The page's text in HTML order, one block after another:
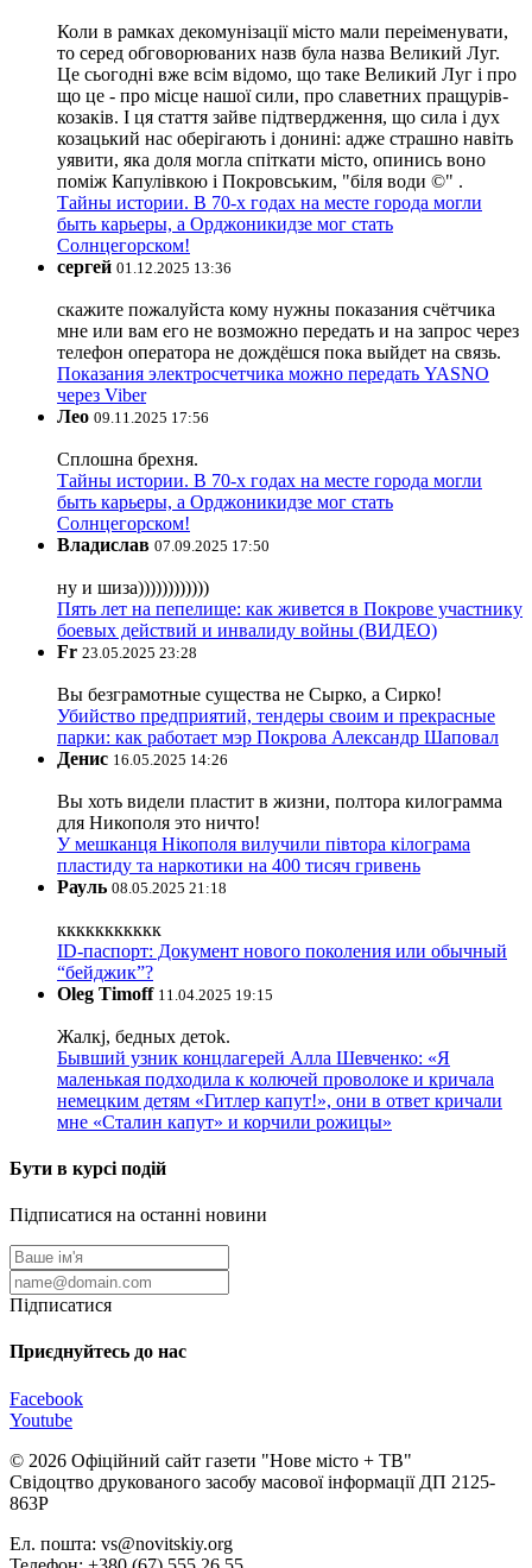
Коли в рамках декомунізації місто мали переіменувати,
то серед обговорюваних назв була назва Великий Луг.
Це сьогодні вже всім відомо, що таке Великий Луг і про
що це - про місце нашої сили, про славетних пращурів-
козаків. І ця стаття зайве підтвердження, що сила і дух
козацький нас оберігають і донині: адже страшно навіть
уявити, яка доля могла спіткати місто, опинись воно
поміж Капулівкою і Покровським, "біля води ©" .
Тайны истории. В 70-х годах на месте города могли
быть карьеры, а Орджоникидзе мог стать
Солнцегорском!
сергей 01.12.2025 13:36
скажите пожалуйста кому нужны показания счётчика
мне или вам его не возможно передать и на запрос через
телефон оператора не дождёшся пока выйдет на связь.
Показания электросчетчика можно передать YASNO
через Viber
Лео 09.11.2025 17:56
Сплошна брехня.
Тайны истории. В 70-х годах на месте города могли
быть карьеры, а Орджоникидзе мог стать
Солнцегорском!
Владислав 07.09.2025 17:50
ну и шиза))))))))))))
Пять лет на пепелище: как живется в Покрове участнику
боевых действий и инвалиду войны (ВИДЕО)
Fr 23.05.2025 23:28
Вы безграмотные существа не Сырко, а Сирко!
Убийство предприятий, тендеры своим и прекрасные
парки: как работает мэр Покрова Александр Шаповал
Денис 16.05.2025 14:26
Вы хоть видели пластит в жизни, полтора килограмма
для Никополя это ничто!
У мешканця Нікополя вилучили півтора кілограма
пластиду та наркотики на 400 тисяч гривень
Рауль 08.05.2025 21:18
ккккккккккк
ID-паспорт: Документ нового поколения или обычный
“бейджик”?
Oleg Timoff 11.04.2025 19:15
Жалкj, бедных детok.
Бывший узник концлагерей Алла Шевченко: «Я
маленькая подходила к колючей проволоке и кричала
немецким детям «Гитлер капут!», они в ответ кричали
мне «Сталин капут» и корчили рожицы»
Бути в курсі подій
Підписатися на останні новини
Підписатися
Приєднуйтесь до нас
Facebook
Youtube
© 2026 Офіційний сайт газети "Нове мiсто + ТВ"
Свідоцтво друкованого засобу масової інформації ДП 2125-
863Р
Ел. пошта: vs@novitskiy.org